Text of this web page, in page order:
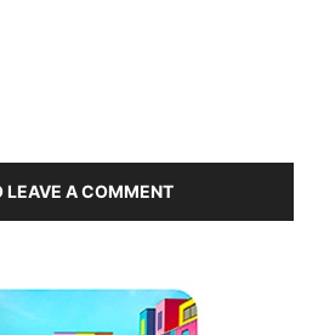
LEAVE A COMMENT